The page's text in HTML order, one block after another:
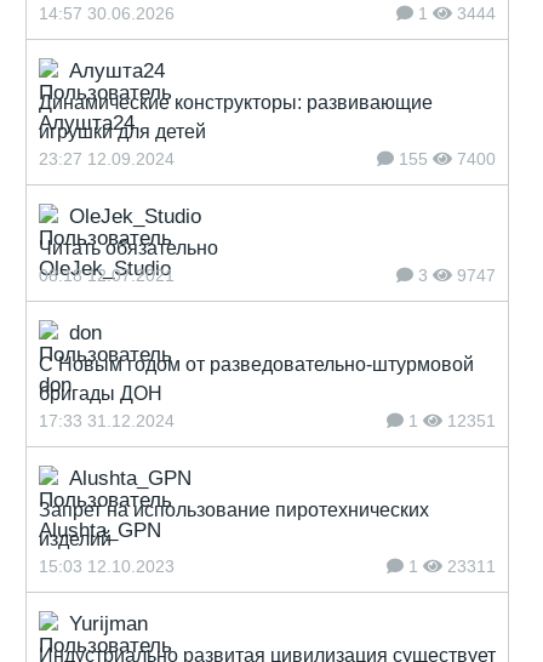
14:57 30.06.2026 1 3444
Алушта24
Динамические конструкторы: развивающие
игрушки для детей
23:27 12.09.2024 155 7400
OleJek_Studio
Читать обязательно
08:18 12.07.2021 3 9747
don
С Новым годом от разведовательно-штурмовой
бригады ДОН
17:33 31.12.2024 1 12351
Alushta_GPN
Запрет на использование пиротехнических
изделий
15:03 12.10.2023 1 23311
Yurijman
Индустриально развитая цивилизация существует